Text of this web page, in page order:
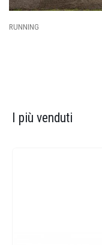
I più venduti